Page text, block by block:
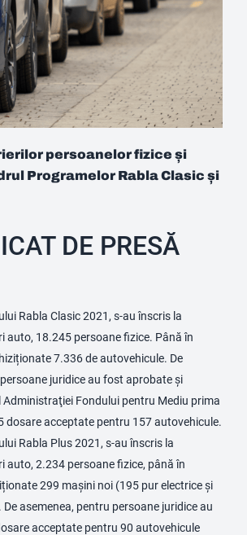
persoanelor fizice și
Programelor Rabla Clasic și
DE PRESĂ
Rabla Clasic 2021, s-au înscris la
auto, 18.245 persoane fizice. Până în
7.336 de autovehicule. De
juridice au fost aprobate și
Administraţiei Fondului pentru Mediu prima
dosare acceptate pentru 157 autovehicule.
Rabla Plus 2021, s-au înscris la
auto, 2.234 persoane fizice, până în
299 mașini noi (195 pur electrice și
asemenea, pentru persoane juridice au
acceptate pentru 90 autovehicule